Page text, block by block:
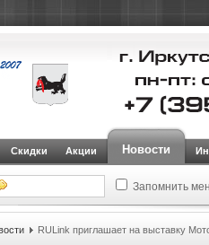
Скидки Акции Новости
Запомнить
RULink приглашает на выставку